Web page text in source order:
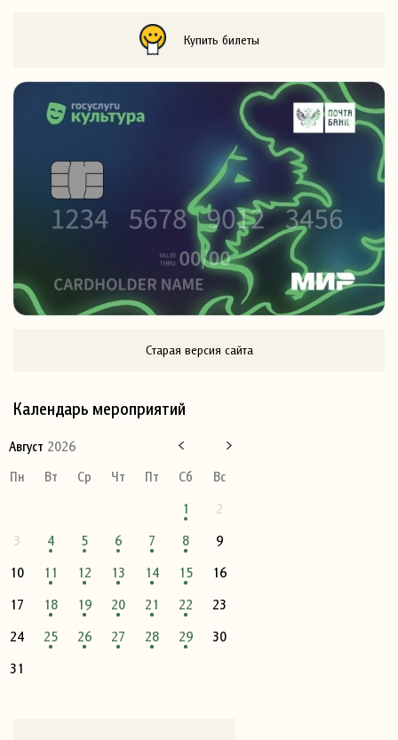
Купить билеты
Старая версия сайта
Календарь мероприятий
Август 2026
Пн
Вт Ср Чт Пт Сб
Вс
1
2
3
4 5 6 7 8
9
10
11 12 13 14 15
16
17
18 19 20 21 22
23
24
25 26 27 28 29
30
31